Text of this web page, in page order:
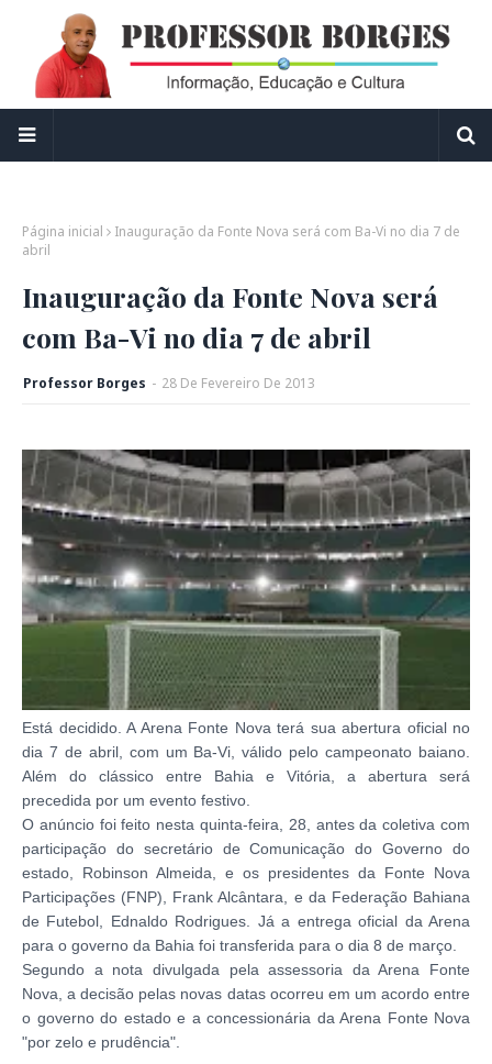
Página inicial
Inauguração da Fonte Nova será com Ba-Vi no dia 7 de
abril
Inauguração da Fonte Nova será
com Ba-Vi no dia 7 de abril
Professor Borges - 28 De Fevereiro De 2013
Está decidido. A Arena Fonte Nova terá sua abertura oficial no
dia 7 de abril, com um Ba-Vi, válido pelo campeonato baiano.
Além do clássico entre Bahia e Vitória, a abertura será
precedida por um evento festivo.
O anúncio foi feito nesta quinta-feira, 28, antes da coletiva com
participação do secretário de Comunicação do Governo do
estado, Robinson Almeida, e os presidentes da Fonte Nova
Participações (FNP), Frank Alcântara, e da Federação Bahiana
de Futebol, Ednaldo Rodrigues. Já a entrega oficial da Arena
para o governo da Bahia foi transferida para o dia 8 de março.
Segundo a nota divulgada pela assessoria da Arena Fonte
Nova, a decisão pelas novas datas ocorreu em um acordo entre
o governo do estado e a concessionária da Arena Fonte Nova
"por zelo e prudência".